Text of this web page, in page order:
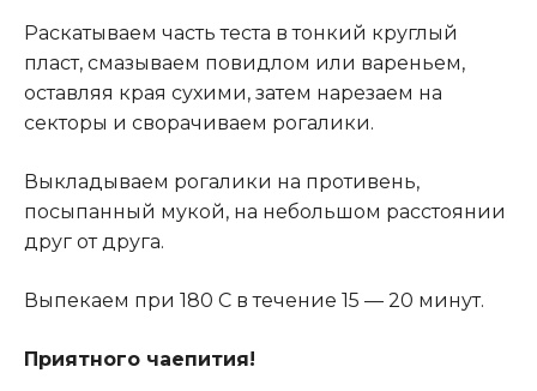
Раскатываем часть теста в тонкий круглый
пласт, смазываем повидлом или вареньем,
оставляя края сухими, затем нарезаем на
секторы и сворачиваем рогалики.
Выкладываем рогалики на противень,
посыпанный мукой, на небольшом расстоянии
друг от друга.
Выпекаем при 180 С в течение 15 — 20 минут.
Приятного чаепития!